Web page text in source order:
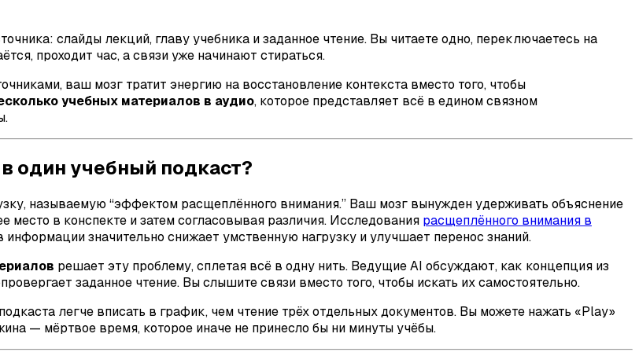
слайды лекций, главу учебника и заданное чтение. Вы читаете одно, переключаетесь на
проходит час, а связи уже начинают стираться.
ваш мозг тратит энергию на восстановление контекста вместо того, чтобы
учебных материалов в аудио, которое представляет всё в едином связном
один учебный подкаст?
называемую “эффектом расщеплённого внимания.” Ваш мозг вынужден удерживать объяснение
в конспекте и затем согласовывая различия. Исследования расщеплённого внимания в
информации значительно снижает умственную нагрузку и улучшает перенос знаний.
решает эту проблему, сплетая всё в одну нить. Ведущие AI обсуждают, как концепция из
заданное чтение. Вы слышите связи вместо того, чтобы искать их самостоятельно.
легче вписать в график, чем чтение трёх отдельных документов. Вы можете нажать «Play»
— мёртвое время, которое иначе не принесло бы ни минуты учёбы.